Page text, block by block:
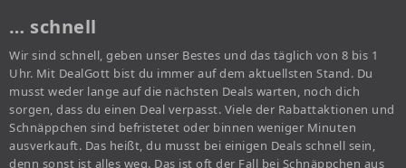
… schnell
Wir sind schnell, geben unser Bestes und das täglich von 8 bis 1
Uhr. Mit DealGott bist du immer auf dem aktuellsten Stand. Du
musst weder lange auf die nächsten Deals warten, noch dich
sorgen, dass du einen Deal verpasst. Viele der Rabattaktionen und
Schnäppchen sind befristetet oder binnen weniger Minuten
ausverkauft. Das heißt, du musst bei einigen Deals schnell sein,
denn sonst ist alles weg. Das ist oft der Fall bei Schnäppchen aus